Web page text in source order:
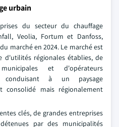
urbain
du secteur du chauffage
Veolia, Fortum et Danfoss,
marché en 2024. Le marché est
d'utilités régionales établies, de
et d'opérateurs
conduisant à un paysage
consolidé mais régionalement
clés, de grandes entreprises
par des municipalités